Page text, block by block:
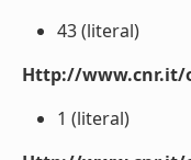
43 (literal)
Http://www.cnr.it/
1 (literal)